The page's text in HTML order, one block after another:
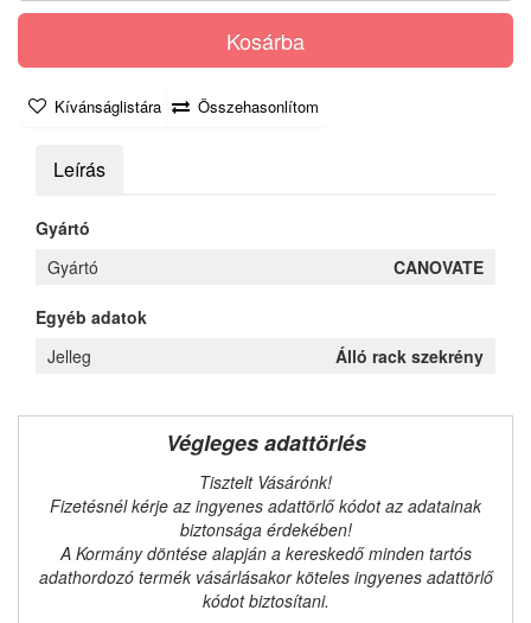
Kosárba
Kívánságlistára Összehasonlítom
Leírás
Gyártó
Gyártó
CANOVATE
Egyéb adatok
Jelleg
Álló rack szekrény
Végleges adattörlés
Tisztelt Vásárónk!
Fizetésnél kérje az ingyenes adattörlő kódot az adatainak
biztonsága érdekében!
A Kormány döntése alapján a kereskedő minden tartós
adathordozó termék vásárlásakor köteles ingyenes adattörlő
kódot biztosítani.